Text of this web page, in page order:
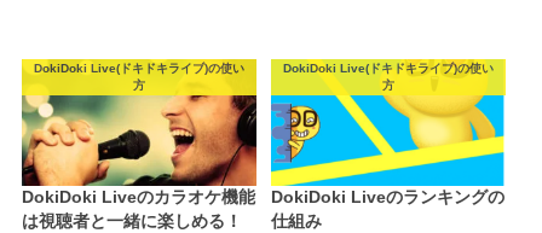
DokiDoki Live(ドキドキライブ)の使い
方
DokiDoki Liveのカラオケ機能
は視聴者と一緒に楽しめる！
DokiDoki Live(ドキドキライブ)の使い
方
DokiDoki Liveのランキングの
仕組み